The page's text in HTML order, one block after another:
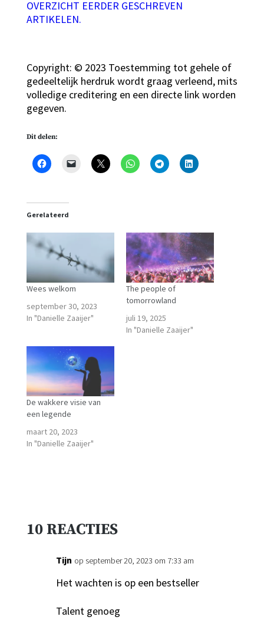
OVERZICHT EERDER GESCHREVEN
ARTIKELEN.
Copyright: © 2023 Toestemming tot gehele of
gedeeltelijk herdruk wordt graag verleend, mits
volledige creditering en een directe link worden
gegeven.
Dit delen:
Gerelateerd
Wees welkom
september 30, 2023
In "Danielle Zaaijer"
The people of
tomorrowland
juli 19, 2025
In "Danielle Zaaijer"
De wakkere visie van
een legende
maart 20, 2023
In "Danielle Zaaijer"
10 REACTIES
Tijn op september 20, 2023 om 7:33 am
Het wachten is op een bestseller
Talent genoeg